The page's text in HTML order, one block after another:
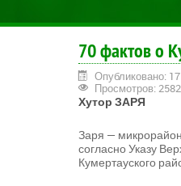
70 фактов о
Опубликовано:
Просмотров: 2582
Хутор ЗАРЯ
Заря —
согласно Указу
Кумертауского